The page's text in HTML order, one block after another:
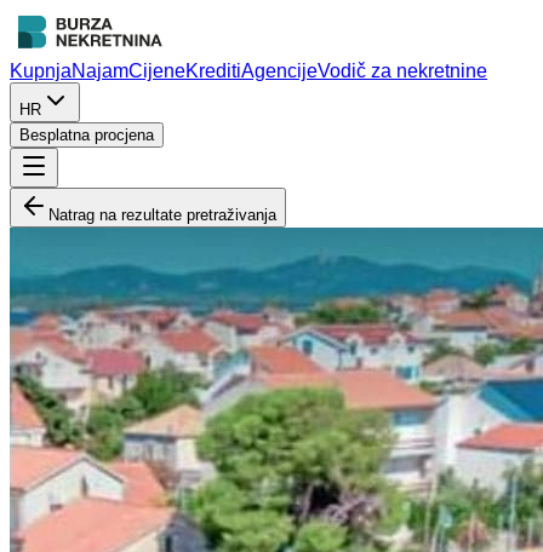
KupnjaNajamCijeneKreditiAgencijeVodič za nekretnine
HR
Besplatna procjena
Natrag na rezultate pretraživanja